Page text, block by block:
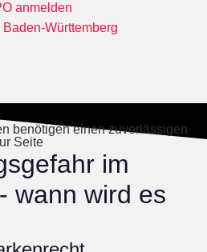
anmelden
Württemberg
benötigen einen zuverlässigen
Seite
im
wann wird es